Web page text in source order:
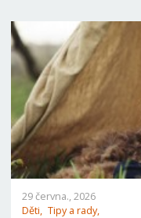
29 června., 2026
Děti, Tipy a rady,